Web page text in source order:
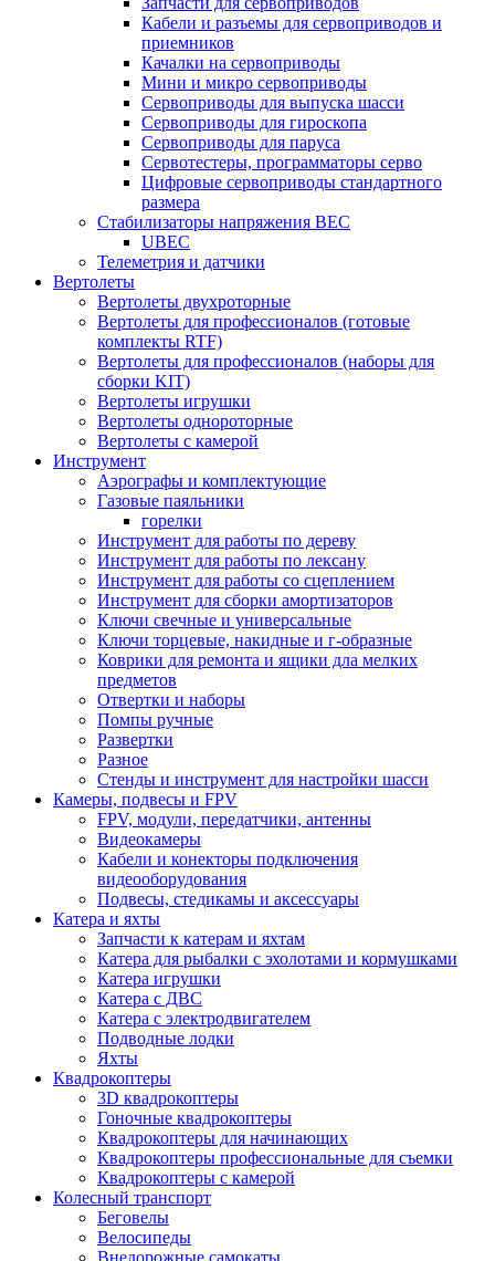
Кабели и разъемы для сервоприводов и
приемников
Качалки на сервоприводы
Мини и микро сервоприводы
Сервоприводы для выпуска шасси
Сервоприводы для гироскопа
Сервоприводы для паруса
Сервотестеры, программаторы серво
Цифровые сервоприводы стандартного
размера
Стабилизаторы напряжения BEC
UBEC
Телеметрия и датчики
Вертолеты
Вертолеты двухроторные
Вертолеты для профессионалов (готовые
комплекты RTF)
Вертолеты для профессионалов (наборы для
сборки KIT)
Вертолеты игрушки
Вертолеты однороторные
Вертолеты с камерой
Инструмент
Аэрографы и комплектующие
Газовые паяльники
горелки
Инструмент для работы по дереву
Инструмент для работы по лексану
Инструмент для работы со сцеплением
Инструмент для сборки амортизаторов
Ключи свечные и универсальные
Ключи торцевые, накидные и г-образные
Коврики для ремонта и ящики дла мелких
предметов
Отвертки и наборы
Помпы ручные
Развертки
Разное
Стенды и инструмент для настройки шасси
Камеры, подвесы и FPV
FPV, модули, передатчики, антенны
Видеокамеры
Кабели и конекторы подключения
видеооборудования
Подвесы, стедикамы и аксессуары
Катера и яхты
Запчасти к катерам и яхтам
Катера для рыбалки с эхолотами и кормушками
Катера игрушки
Катера с ДВС
Катера с электродвигателем
Подводные лодки
Яхты
Квадрокоптеры
3D квадрокоптеры
Гоночные квадрокоптеры
Квадрокоптеры для начинающих
Квадрокоптеры профессиональные для съемки
Квадрокоптеры с камерой
Колесный транспорт
Беговелы
Велосипеды
Внедорожные самокаты